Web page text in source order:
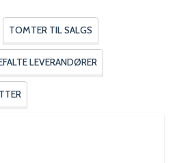
TOMTER TIL SALGS
LEVERANDØRER